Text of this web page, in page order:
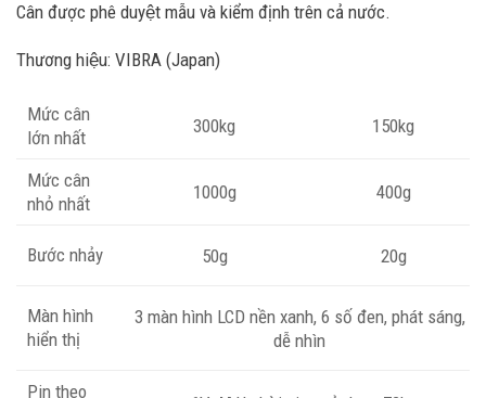
Cân được phê duyệt mẫu và kiểm định trên cả nước.
Thương hiệu: VIBRA (Japan)
Mức cân
lớn nhất
300kg 150kg
Mức cân
nhỏ nhất
1000g 400g
Bước nhảy 50g 20g
Màn hình
hiển thị
3 màn hình LCD nền xanh, 6 số đen, phát sáng,
dễ nhìn
Pin theo